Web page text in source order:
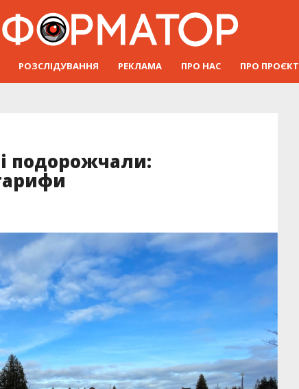
РОЗСЛІДУВАННЯ РЕКЛАМА ПРО НАС ПРО ПРОЄКТ
подорожчали: